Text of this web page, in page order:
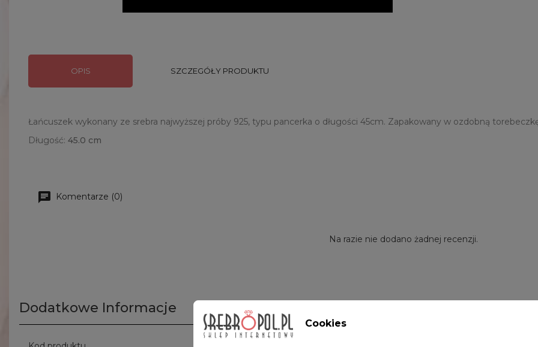
OPIS SZCZEGÓŁY PRODUKTU
Łańcuszek wykonany ze srebra najwyższej próby 925, typu pancerka o długości 45cm. Zapakowany w ozdobną
Długość: 45.0 cm
Komentarze (0)
Na razie nie dodano żadnej recenzji.
Dodatkowe Informacje
Cookies